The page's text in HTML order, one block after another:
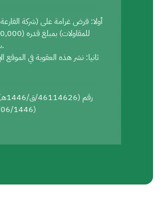
أولا: فرض غرامة على (شركة الفارعة
سعودي.
ثانيا: نشر هذه العقوبة في الموقع
رقم
(07/06/1446هـ)